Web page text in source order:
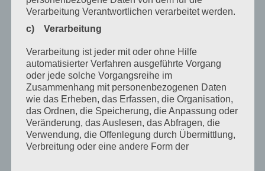
August 2020
Juli 2020
Juni 2020
Mai 2020
April 2020
März 2020
Februar 2020
Verarbeitung Verantwortlichen verarbeitet werden.
c) Verarbeitung
Verarbeitung ist jeder mit oder ohne Hilfe
automatisierter Verfahren ausgeführte Vorgang
oder jede solche Vorgangsreihe im
Zusammenhang mit personenbezogenen Daten
wie das Erheben, das Erfassen, die Organisation,
das Ordnen, die Speicherung, die Anpassung oder
Veränderung, das Auslesen, das Abfragen, die
Verwendung, die Offenlegung durch Übermittlung,
Verbreitung oder eine andere Form der